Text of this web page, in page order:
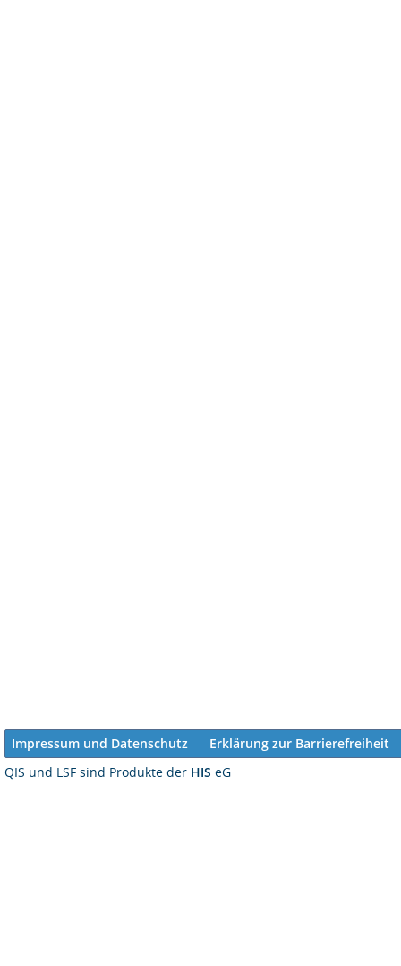
Impressum und Datenschutz
Erklärung zur Barrierefreiheit
QIS und LSF sind Produkte der HIS eG